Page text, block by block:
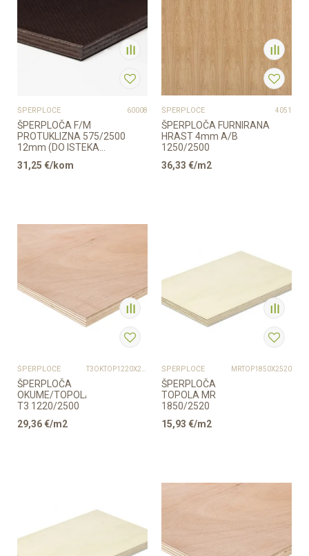
ŠPERPLOČE 60008
ŠPERPLOČA F/M
PROTUKLIZNA 575/2500
12mm (DO ISTEKA
31,25 €/kom
ŠPERPLOČE 4051
ŠPERPLOČA FURNIRANA
HRAST 4mm A/B
1250/2500
36,33 €/m2
ŠPERPLOČE
ŠPERPLOČA
OKUME/TOPOLA
T3 1220/2500
29,36€/m2
ŠPERPLOČE MRTOP1850X2520
ŠPERPLOČA
TOPOLA MR
1850/2520
15,93 €/m2